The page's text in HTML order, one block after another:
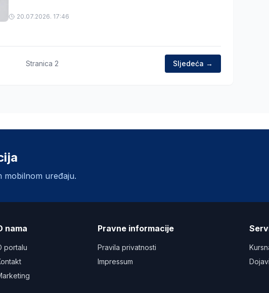
20.07.2026. 17:46
Stranica 2 Sljedeća →
mobilnom uređaju.
nama
portalu
Pravne informacije
Pravila privatnosti
Impressum